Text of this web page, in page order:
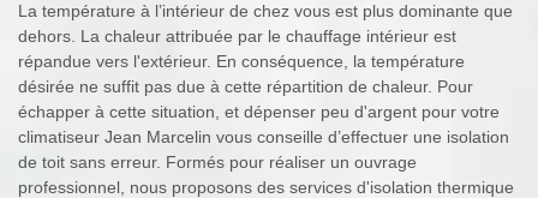
La température à l’intérieur de chez vous est plus dominante que
dehors. La chaleur attribuée par le chauffage intérieur est
répandue vers l'extérieur. En conséquence, la température
désirée ne suffit pas due à cette répartition de chaleur. Pour
échapper à cette situation, et dépenser peu d'argent pour votre
climatiseur Jean Marcelin vous conseille d’effectuer une isolation
de toit sans erreur. Formés pour réaliser un ouvrage
professionnel, nous proposons des services d'isolation thermique